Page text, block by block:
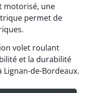
motorisé, une
permet de
volet roulant
et la durabilité
de-Bordeaux.